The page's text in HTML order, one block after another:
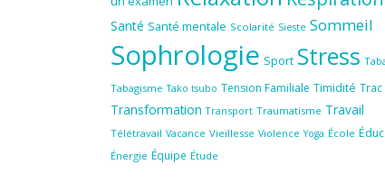
Santé Santé mentale Scolarité Sieste Sommeil
Sophrologie Sport Stress
Tabagisme Tako tsubo Tension Familiale Timidité Trac
Transformation Transport Traumatisme Travail
Télétravail Vacance Vieillesse Violence Yoga École
Énergie Équipe Étude